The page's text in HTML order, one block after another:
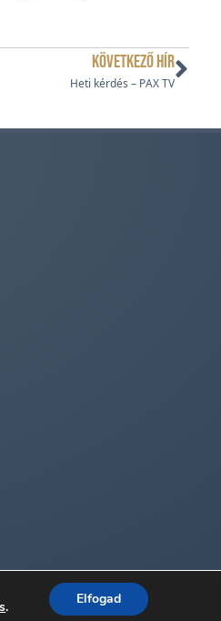
KÖVETKEZŐ HÍR
Heti kérdés – PAX TV
. Elfogad